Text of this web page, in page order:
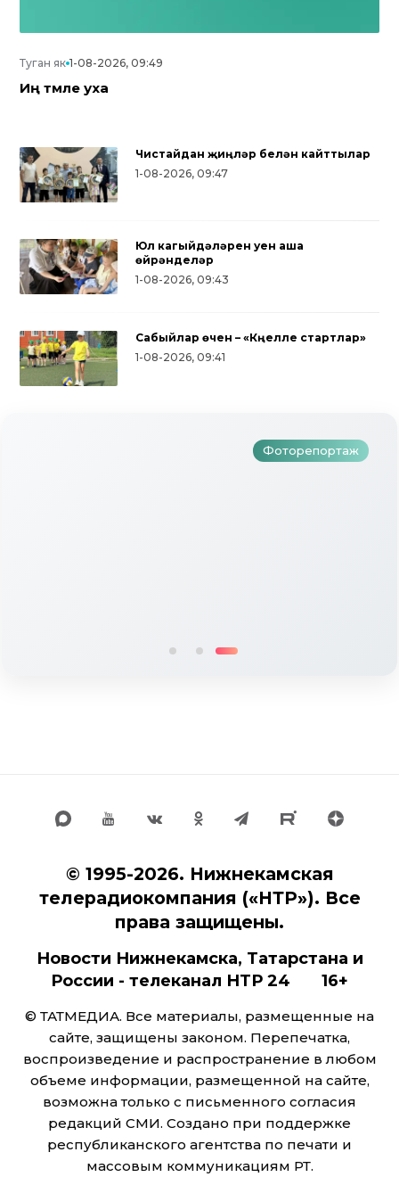
Туган як 1-08-2026, 09:49
Иң тәмле уха
Чистайдан җиңүләр белән кайттылар
1-08-2026, 09:47
Юл кагыйдәләрен уен аша
өйрәнделәр
1-08-2026, 09:43
Сабыйлар өчен – «Күңелле стартлар»
1-08-2026, 09:41
Фоторепортаж
Ураза Гаетен
үттеләр
© 1995-2026. Нижнекамская
телерадиокомпания («НТР»). Все
права защищены.
Новости Нижнекамска, Татарстана и
России - телеканал НТР 24 16+
© ТАТМЕДИА. Все материалы, размещенные на
сайте, защищены законом. Перепечатка,
воспроизведение и распространение в любом
объеме информации, размещенной на сайте,
возможна только с письменного согласия
редакций СМИ. Создано при поддержке
республиканского агентства по печати и
массовым коммуникациям РТ.